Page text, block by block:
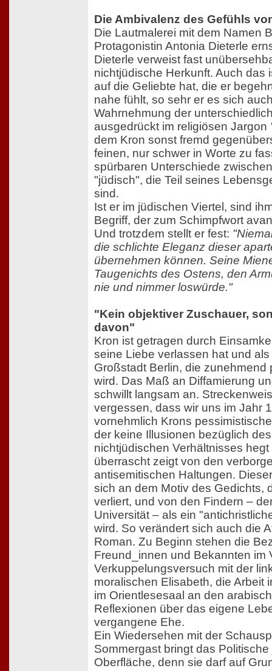
Die Ambivalenz des Gefühls
Die Lautmalerei mit dem Namen
Protagonistin Antonia Dieterle
Dieterle verweist fast
nichtjüdische Herkunft. Auch das
auf die Geliebte hat, die er
nahe fühlt, so sehr er es sich
Wahrnehmung der
ausgedrückt im religiösen Jargon
dem Kron sonst fremd
feinen, nur schwer in Worte zu
spürbaren Unterschiede
"jüdisch", die Teil seines
sind.
Ist er im jüdischen Viertel, sind
Begriff, der zum Schimpfwort
Und trotzdem stellt er fest:
die schlichte Eleganz dieser
übernehmen können. Seine
Taugenichts des Ostens, den
nie und nimmer loswürde."
"Kein objektiver Zuschauer,
davon"
Kron ist getragen durch
seine Liebe verlassen hat und
Großstadt Berlin, die zunehmend
wird. Das Maß an Diffamierung
schwillt langsam an.
vergessen, dass wir uns im Jahr
vornehmlich Krons
der keine Illusionen bezüglich
nichtjüdischen Verhältnisses
überrascht zeigt von den
antisemitischen Haltungen.
sich an dem Motiv des Gedichts,
verliert, und von den Findern –
Universität – als ein
wird. So verändert sich auch die
Roman. Zu Beginn stehen die
Freund_innen und Bekannten im
Verkuppelungsversuch mit der
moralischen Elisabeth, die Arbeit
im Orientlesesaal an den
Reflexionen über das eigene
vergangene Ehe.
Ein Wiedersehen mit der
Sommergast bringt das
Oberfläche, denn sie darf auf